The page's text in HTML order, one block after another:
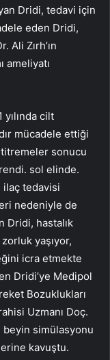
Dridi, tedavi için
eden Dridi,
Ali Zırh’ın
ameliyatı
cilt
mücadele ettiği
sonucu
sol elinde.
ilaç tedavisi
nedeniyle de
Dridi, hastalık
yaşıyor,
icra etmekte
Dridi’ye Medipol
Bozuklukları
Uzmanı Doç.
beyin simülasyonu
kavuştu.